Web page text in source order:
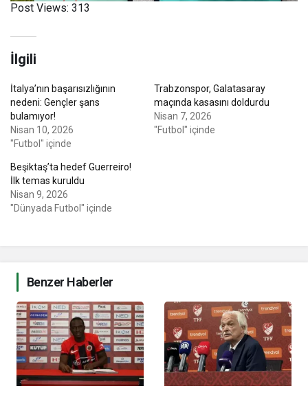
Post Views: 313
İlgili
İtalya’nın başarısızlığının
nedeni: Gençler şans
bulamıyor!
Nisan 10, 2026
"Futbol" içinde
Trabzonspor, Galatasaray
maçında kasasını doldurdu
Nisan 7, 2026
"Futbol" içinde
Beşiktaş’ta hedef Guerreiro!
İlk temas kuruldu
Nisan 9, 2026
"Dünyada Futbol" içinde
Benzer Haberler